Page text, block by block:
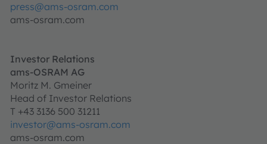
press@ams-osram.com
ams-osram.com
Investor Relations
ams-OSRAM AG
Moritz M. Gmeiner
Head of Investor Relations
T +43 3136 500 31211
investor@ams-osram.com
ams-osram.com